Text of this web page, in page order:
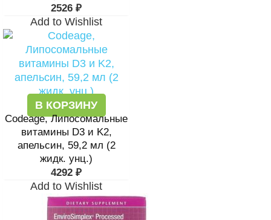
2526 ₽
Add to Wishlist
В КОРЗИНУ
Codeage, Липосомальные
витамины D3 и K2,
апельсин, 59,2 мл (2
жидк. унц.)
4292 ₽
Add to Wishlist